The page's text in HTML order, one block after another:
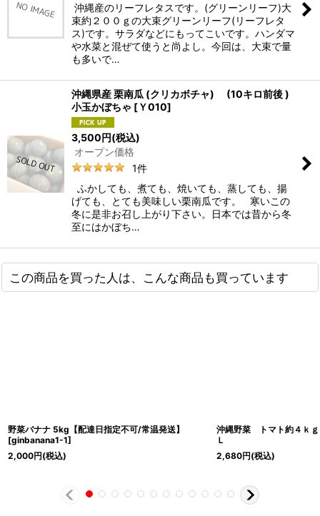
沖縄産のリーフレタスです。(グリーンリーフ)大
束約２００ｇの大束グリーンリーフ(リーフレタ
ス)です。サラダなどにもってこいです。ハンダマ
や水菜と混ぜて使うと尚よし。今回は、大束で量
も多いで…
沖縄県産 栗南瓜 (クリカボチャ) (10キロ前後 )
小玉かぼちゃ [Ｙ010]
3,500 円(税込)
オープン価格
1件
ふかしても、煮ても、焼いても、蒸しても、揚
げても、とても美味しい栗南瓜です。 寒いこの
冬に是非お召し上がり下さい。日本では昔から冬
至にはかぼち…
この商品を買った人は、こんな商品も買っています
野菜バナナ 5kg【配達日指定不可/常温発送】
[ginbanana1-1]
2,000円(税込)
沖縄野菜 トマト約４ｋ
Ｌ
2,680円(税込)